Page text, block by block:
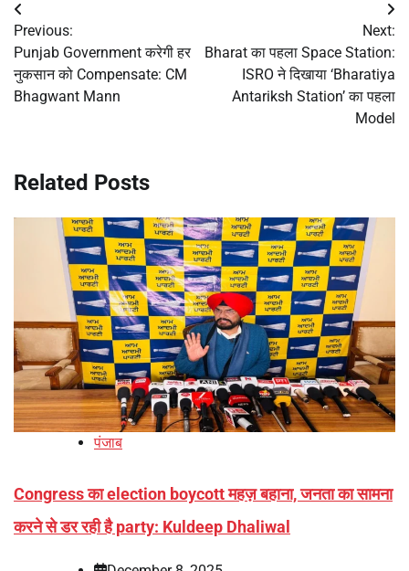
Post
navigation
Previous:
Punjab Government करेगी हर
नुकसान को Compensate: CM
Bhagwant Mann
Next:
Bharat का पहला Space Station:
ISRO ने दिखाया ‘Bharatiya
Antariksh Station’ का पहला
Model
Related Posts
पंजाब
Congress का election boycott महज़ बहाना, जनता का सामना
करने से डर रही है party: Kuldeep Dhaliwal